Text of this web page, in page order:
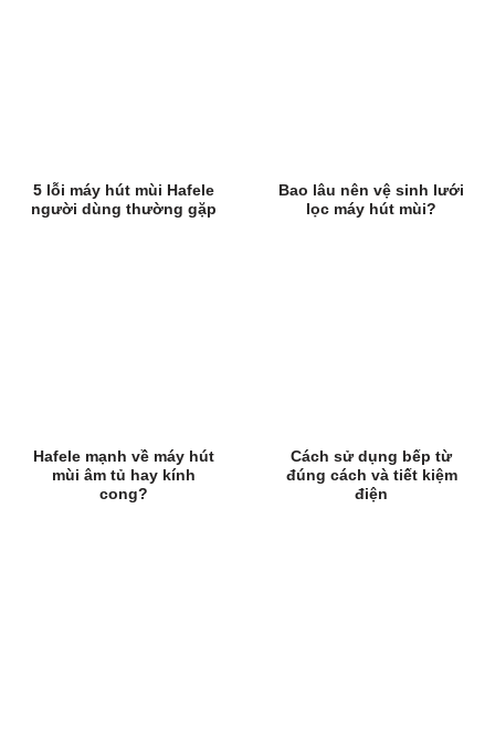
5 lỗi máy hút mùi Hafele
người dùng thường gặp
Bao lâu nên vệ sinh lưới
lọc máy hút mùi?
Hafele mạnh về máy hút
mùi âm tủ hay kính
cong?
Cách sử dụng bếp từ
đúng cách và tiết kiệm
điện